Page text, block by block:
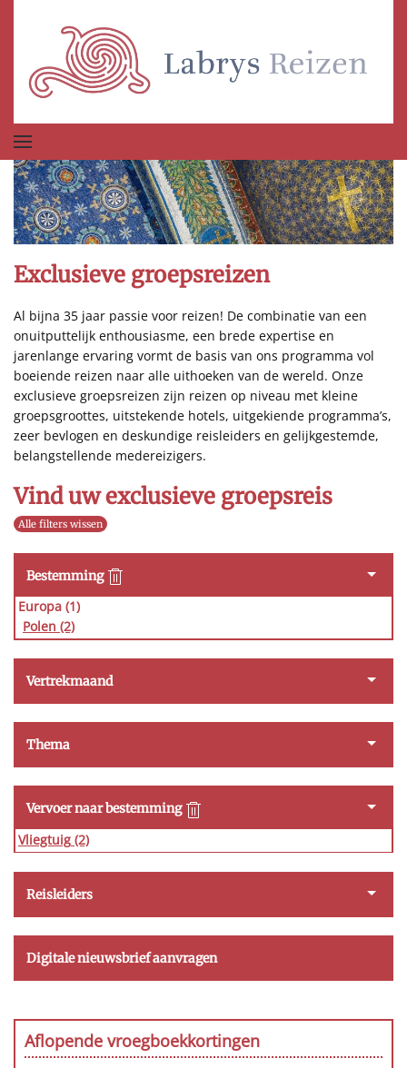
Terug naar hoofdinhoud
Exclusieve groepsreizen
Al bijna 35 jaar passie voor reizen! De combinatie van een
onuitputtelijk enthousiasme, een brede expertise en
jarenlange ervaring vormt de basis van ons programma vol
boeiende reizen naar alle uithoeken van de wereld. Onze
exclusieve groepsreizen zijn reizen op niveau met kleine
groepsgroottes, uitstekende hotels, uitgekiende programma’s,
zeer bevlogen en deskundige reisleiders en gelijkgestemde,
belangstellende medereizigers.
Vind uw exclusieve groepsreis
Alle filters wissen
Bestemming
Europa (1)
Polen (2)
Vertrekmaand
Thema
Vervoer naar bestemming
Vliegtuig (2)
Reisleiders
Digitale nieuwsbrief aanvragen
Aflopende vroegboekkortingen